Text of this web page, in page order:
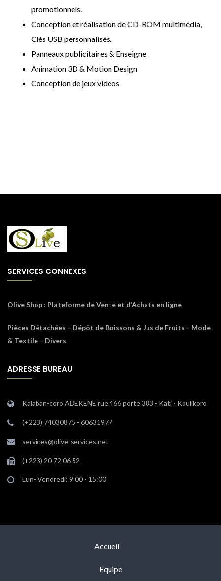
promotionnels.
Conception et réalisation de CD-ROM multimédia,
Clés USB personnalisés.
Panneaux publicitaires & Enseigne.
Animation 3D & Motion Design
Conception de jeux vidéos
SERVICES CONNEXES
Olive Shop : Plateforme de Vente et d’Achats en ligne
Pièces Détachées – Dépôt de Boissons & Jus de Fruits – Mode
& Textile – Divers
ADRESSE BUREAU
Kalaban-coro ADEKENE rue 466 porte 383 - Kati - Koulikoro
(+223) 74030875 - 60631977
services@olive-services.net
(+223) 20 72 06 52
Lun- Vendredi: 9:00 - 15:00
Accueil
Equipe